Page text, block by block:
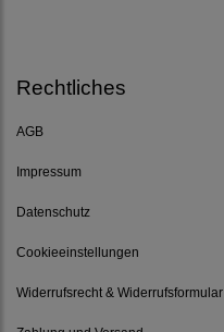
Rechtliches
AGB
Impressum
Datenschutz
Cookieeinstellungen
Widerrufsrecht & Widerrufsformular